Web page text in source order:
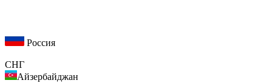
Россия
СНГ
Айзербайджан